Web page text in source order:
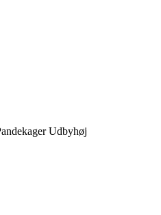
Udbyhøj